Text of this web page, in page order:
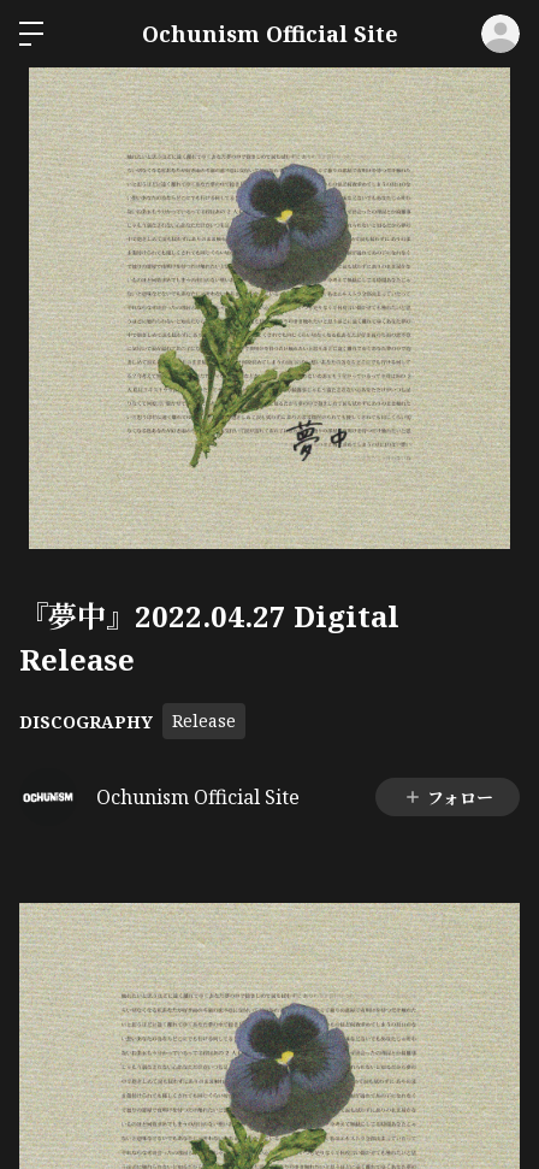
Ochunism Official Site
『夢中』2022.04.27 Digital
Release
DISCOGRAPHY Release
Ochunism Official Site フォロー